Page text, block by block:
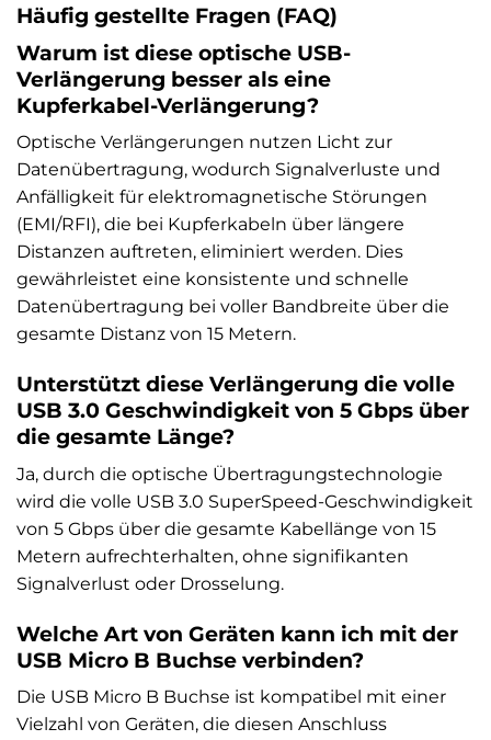
Häufig gestellte Fragen (FAQ)
Warum ist diese optische USB-
Verlängerung besser als eine
Kupferkabel-Verlängerung?
Optische Verlängerungen nutzen Licht zur
Datenübertragung, wodurch Signalverluste und
Anfälligkeit für elektromagnetische Störungen
(EMI/RFI), die bei Kupferkabeln über längere
Distanzen auftreten, eliminiert werden. Dies
gewährleistet eine konsistente und schnelle
Datenübertragung bei voller Bandbreite über die
gesamte Distanz von 15 Metern.
Unterstützt diese Verlängerung die volle
USB 3.0 Geschwindigkeit von 5 Gbps über
die gesamte Länge?
Ja, durch die optische Übertragungstechnologie
wird die volle USB 3.0 SuperSpeed-Geschwindigkeit
von 5 Gbps über die gesamte Kabellänge von 15
Metern aufrechterhalten, ohne signifikanten
Signalverlust oder Drosselung.
Welche Art von Geräten kann ich mit der
USB Micro B Buchse verbinden?
Die USB Micro B Buchse ist kompatibel mit einer
Vielzahl von Geräten, die diesen Anschluss